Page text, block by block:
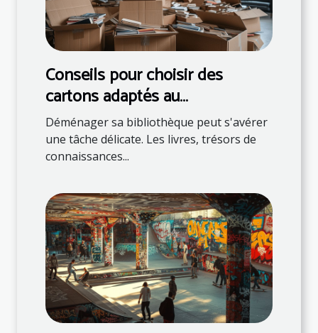
Conseils pour choisir des
cartons adaptés au
déménagement de livres
Déménager sa bibliothèque peut s'avérer
une tâche délicate. Les livres, trésors de
connaissances...